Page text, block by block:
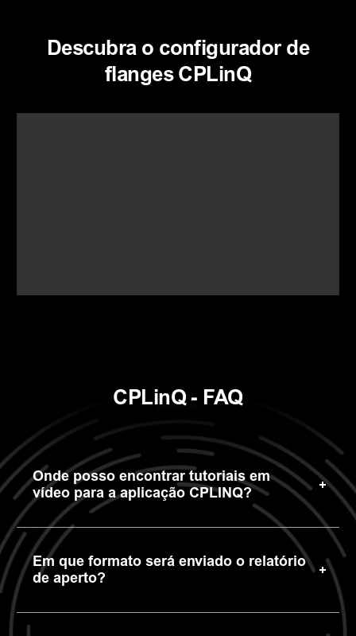
Descubra o configurador de
flanges CPLinQ
CPLinQ - FAQ
Onde posso encontrar tutoriais em
vídeo para a aplicação CPLINQ?
Em que formato será enviado o relatório
de aperto?